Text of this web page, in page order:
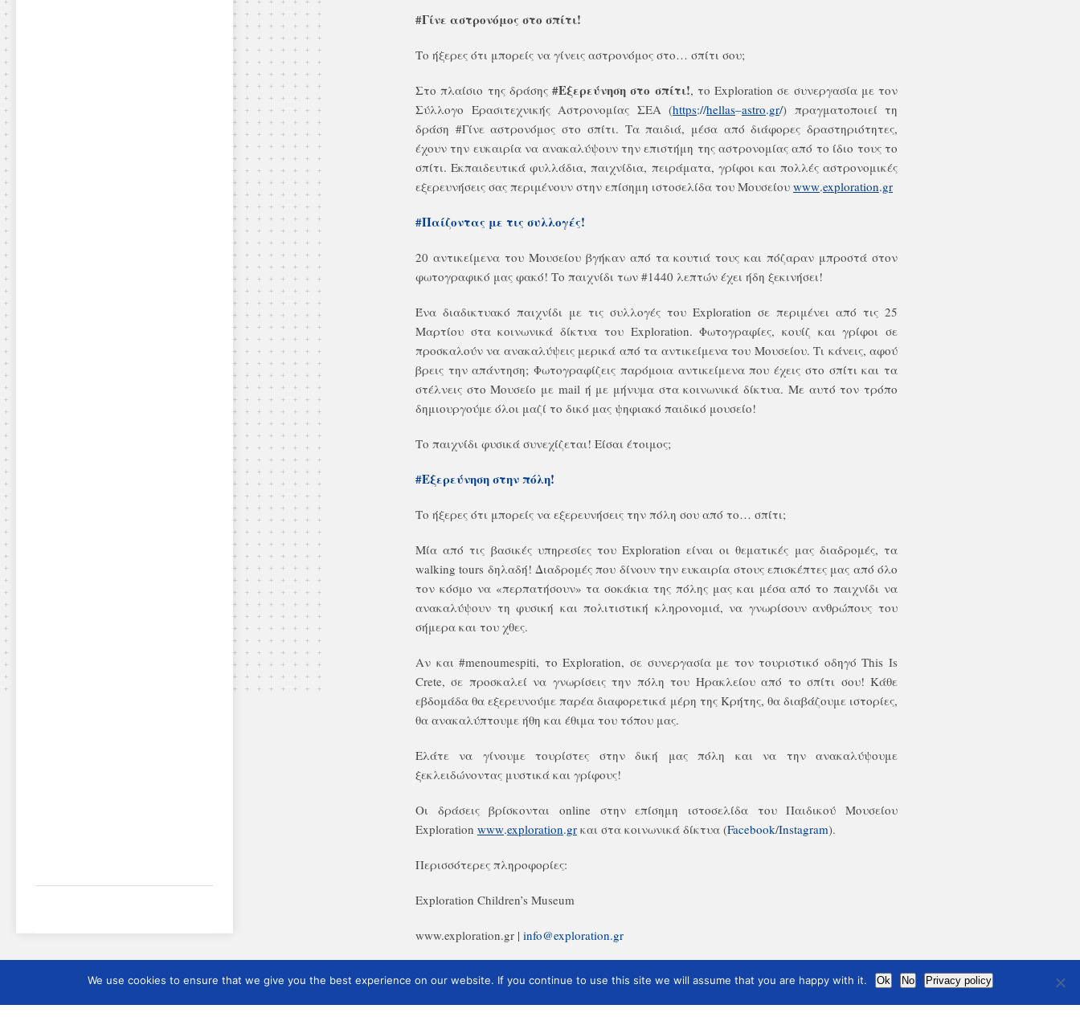
#Γίνε αστρονόμος στο σπίτι!
Το ήξερες ότι μπορείς να γίνεις αστρονόμος στο… σπίτι σου;
Στο πλαίσιο της δράσης #Εξερεύνηση στο σπίτι!, το Exploration σε συνεργασία με τον
Σύλλογο Ερασιτεχνικής Αστρονομίας ΣΕΑ (https://hellas–astro.gr/) πραγματοποιεί τη
δράση #Γίνε αστρονόμος στο σπίτι. Τα παιδιά, μέσα από διάφορες δραστηριότητες,
έχουν την ευκαιρία να ανακαλύψουν την επιστήμη της αστρονομίας από το ίδιο τους το
σπίτι. Εκπαιδευτικά φυλλάδια, παιχνίδια, πειράματα, γρίφοι και πολλές αστρονομικές
εξερευνήσεις σας περιμένουν στην επίσημη ιστοσελίδα του Μουσείου www.exploration.gr
#Παίζοντας με τις συλλογές!
20 αντικείμενα του Μουσείου βγήκαν από τα κουτιά τους και πόζαραν μπροστά στον
φωτογραφικό μας φακό! Το παιχνίδι των #1440 λεπτών έχει ήδη ξεκινήσει!
Ένα διαδικτυακό παιχνίδι με τις συλλογές του Exploration σε περιμένει από τις 25
Μαρτίου στα κοινωνικά δίκτυα του Exploration. Φωτογραφίες, κουίζ και γρίφοι σε
προσκαλούν να ανακαλύψεις μερικά από τα αντικείμενα του Μουσείου. Τι κάνεις, αφού
βρεις την απάντηση; Φωτογραφίζεις παρόμοια αντικείμενα που έχεις στο σπίτι και τα
στέλνεις στο Μουσείο με mail ή με μήνυμα στα κοινωνικά δίκτυα. Με αυτό τον τρόπο
δημιουργούμε όλοι μαζί το δικό μας ψηφιακό παιδικό μουσείο!
Το παιχνίδι φυσικά συνεχίζεται! Είσαι έτοιμος;
#Εξερεύνηση στην πόλη!
Το ήξερες ότι μπορείς να εξερευνήσεις την πόλη σου από το… σπίτι;
Μία από τις βασικές υπηρεσίες του Exploration είναι οι θεματικές μας διαδρομές, τα
walking tours δηλαδή! Διαδρομές που δίνουν την ευκαιρία στους επισκέπτες μας από όλο
τον κόσμο να «περπατήσουν» τα σοκάκια της πόλης μας και μέσα από το παιχνίδι να
ανακαλύψουν τη φυσική και πολιτιστική κληρονομιά, να γνωρίσουν ανθρώπους του
σήμερα και του χθες.
Αν και #menoumespiti, το Exploration, σε συνεργασία με τον τουριστικό οδηγό This Is
Crete, σε προσκαλεί να γνωρίσεις την πόλη του Ηρακλείου από τo σπίτι σου! Κάθε
εβδομάδα θα εξερευνούμε παρέα διαφορετικά μέρη της Κρήτης, θα διαβάζουμε ιστορίες,
θα ανακαλύπτουμε ήθη και έθιμα του τόπου μας.
Ελάτε να γίνουμε τουρίστες στην δική μας πόλη και να την ανακαλύψουμε
ξεκλειδώνοντας μυστικά και γρίφους!
Οι δράσεις βρίσκονται online στην επίσημη ιστοσελίδα του Παιδικού Μουσείου
Exploration www.exploration.gr και στα κοινωνικά δίκτυα (Facebook/Instagram).
Περισσότερες πληροφορίες:
Exploration Children’s Museum
www.exploration.gr | info@exploration.gr
We use cookies to ensure that we give you the best experience on our website. If you continue to use this site we will assume that you are happy with it. Ok No Privacy policy